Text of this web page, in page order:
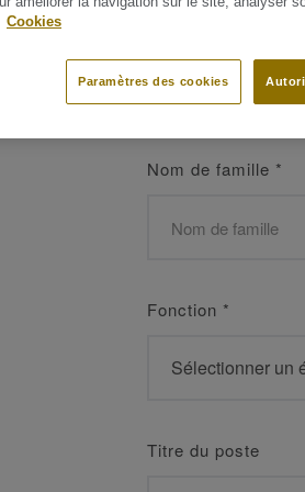
Nom de famille *
Fonction *
Titre du poste
Cookies
Paramètres des cookies